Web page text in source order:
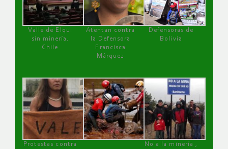
Valle de Elqui
sin minería.
Chile
Atentan contra
la Defensora
Francisca
Márquez
Defensoras de
Bolivia
Protestas contra
No a la minería ,